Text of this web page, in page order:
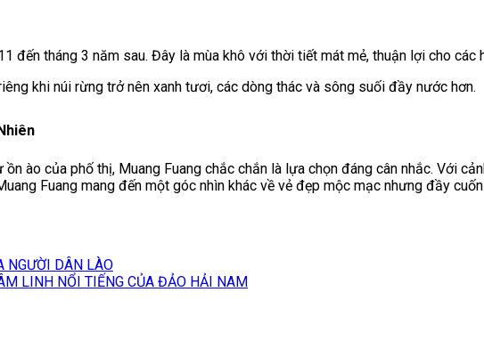
đến tháng 3 năm sau. Đây là mùa khô với thời tiết mát mẻ, thuận lợi cho
khi núi rừng trở nên xanh tươi, các dòng thác và sông suối đầy nước hơn.
ồn ào của phố thị, Muang Fuang chắc chắn là lựa chọn đáng cân nhắc. Với
Fuang mang đến một góc nhìn khác về vẻ đẹp mộc mạc nhưng đầy
NGƯỜI DÂN LÀO
LINH NỔI TIẾNG CỦA ĐẢO HẢI NAM